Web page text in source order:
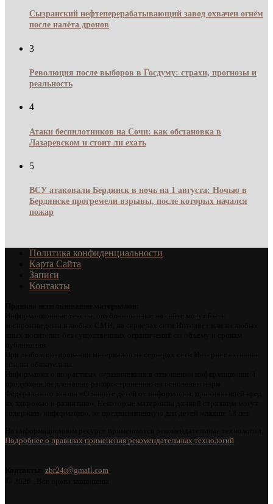
Сызранский нефтеперерабатывающий завод охвачен огнём
после налёта дронов
3
Революция после выборов в Госдуму: страхи, прогнозы и
реальность
4
Атаки беспилотников на Сочи: как обстановка в
Лазаревском и стоит ли ехать
5
ВСУ атаковали Бердянск в ночь на 1 августа: Ночью в
Бердянске прогремели взрывы, после которых начался
пожар
Политика конфиденциальности
Карта Сайта
Записи
Контакты
Подробнее о правилах применения рекомендательных технологий
zbr24r@gmail.com